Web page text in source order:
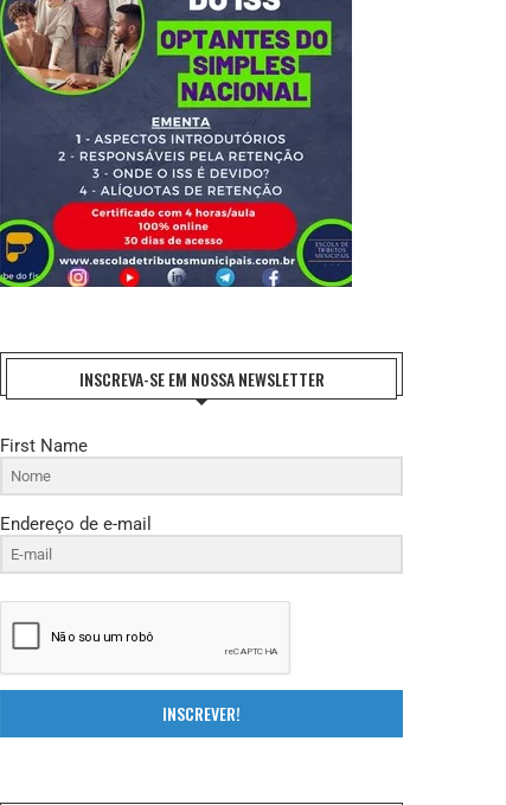
INSCREVA-SE EM NOSSA NEWSLETTER
First Name
Endereço de e-mail
INSCREVER!